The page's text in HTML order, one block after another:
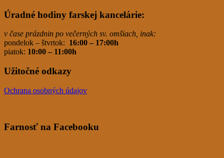
Úradné hodiny farskej kancelárie:
v čase prázdnin po večerných sv. omšiach, inak:
pondelok – štvrtok: 16:00 – 17:00h
piatok: 10:00 – 11:00h
Užitočné odkazy
Ochrana osobných údajov
Farnosť na Facebooku